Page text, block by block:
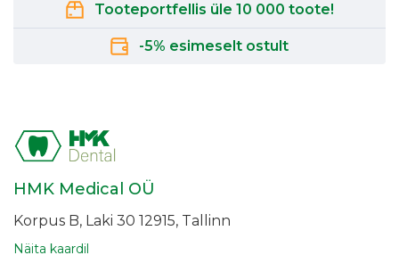
Tooteportfellis üle 10 000 toote!
-5% esimeselt ostult
HMK Medical OÜ
Korpus B, Laki 30 12915, Tallinn
Näita kaardil